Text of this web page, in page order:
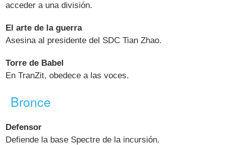
acceder a una división.
El arte de la guerra
Asesina al presidente del SDC Tian Zhao.
Torre de Babel
En TranZit, obedece a las voces.
Bronce
Defensor
Defiende la base Spectre de la incursión.